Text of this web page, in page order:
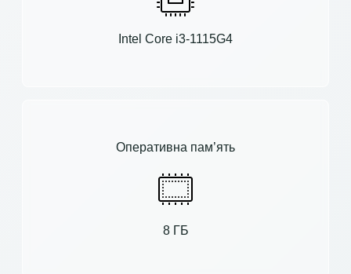
Intel Core i3-1115G4
Оперативна пам’ять
8 ГБ